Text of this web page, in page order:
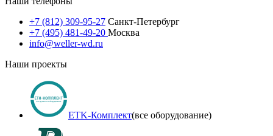
+7 (812) 309-95-27 Санкт-Петербург
+7 (495) 481-49-20 Москва
info@weller-wd.ru
Наши проекты
ETK-Комплект(все оборудование)